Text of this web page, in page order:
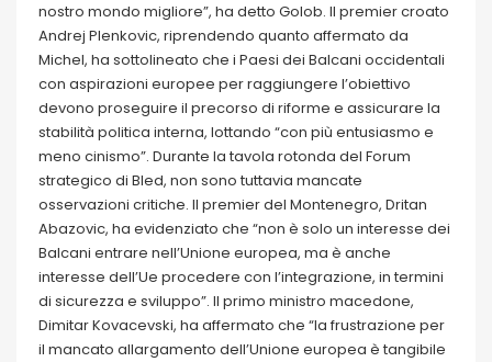
nostro mondo migliore”, ha detto Golob. Il premier croato
Andrej Plenkovic, riprendendo quanto affermato da
Michel, ha sottolineato che i Paesi dei Balcani occidentali
con aspirazioni europee per raggiungere l’obiettivo
devono proseguire il precorso di riforme e assicurare la
stabilità politica interna, lottando “con più entusiasmo e
meno cinismo”. Durante la tavola rotonda del Forum
strategico di Bled, non sono tuttavia mancate
osservazioni critiche. Il premier del Montenegro, Dritan
Abazovic, ha evidenziato che “non è solo un interesse dei
Balcani entrare nell’Unione europea, ma è anche
interesse dell’Ue procedere con l’integrazione, in termini
di sicurezza e sviluppo”. Il primo ministro macedone,
Dimitar Kovacevski, ha affermato che “la frustrazione per
il mancato allargamento dell’Unione europea è tangibile